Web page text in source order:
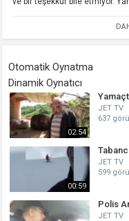
Otomatik Oynatma
Dinamik Oynatıcı
02:54
JET TV
637
00:59
JET TV
599
Polis
JET TV